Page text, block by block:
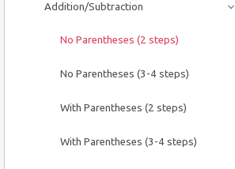
Addition/Subtraction
No Parentheses (2 steps)
No Parentheses (3-4 steps)
With Parentheses (2 steps)
With Parentheses (3-4 steps)